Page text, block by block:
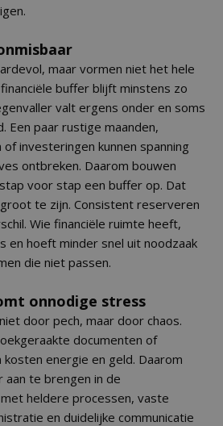
maar vormen niet het hele
buffer blijft minstens zo
valt ergens onder en soms
Een paar rustige maanden,
investeringen kunnen spanning
ontbreken. Daarom bouwen
voor stap een buffer op. Dat
te zijn. Consistent reserveren
Wie financiële ruimte heeft,
en hoeft minder snel uit noodzaak
die niet passen.
onnodige stress
door pech, maar door chaos.
documenten of
kosten energie en geld. Daarom
te brengen in de
heldere processen, vaste
en duidelijke communicatie